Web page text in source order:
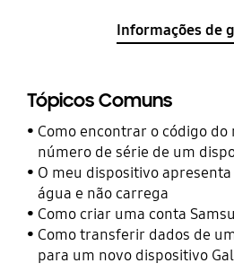
Informações de
Tópicos Comuns
Como encontrar o código do
número de série de um
O meu dispositivo
água e não carrega
Como criar uma conta
Como transferir dados de
para um novo dispositivo